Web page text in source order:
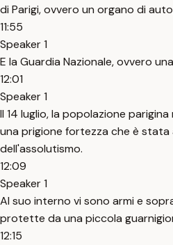
di Parigi, ovvero un organo di
11:55
Speaker 1
E la Guardia Nazionale, ovvero
12:01
Speaker 1
Il 14 luglio, la popolazione
una prigione fortezza che è stata
dell'assolutismo.
12:09
Speaker 1
Al suo interno vi sono armi e
protette da una piccola
12:15